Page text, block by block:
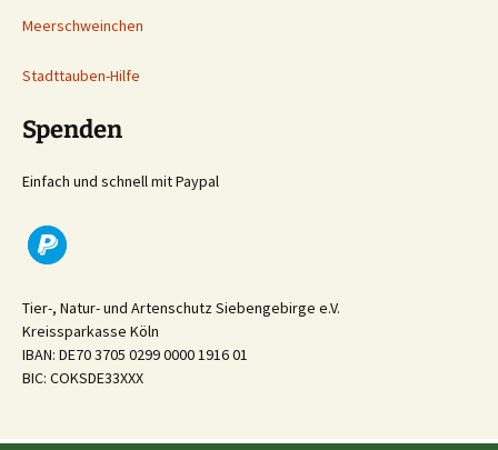
Meerschweinchen
Stadttauben-Hilfe
Spenden
Einfach und schnell mit Paypal
Tier-, Natur- und Artenschutz Siebengebirge e.V.
Kreissparkasse Köln
IBAN: DE70 3705 0299 0000 1916 01
BIC: COKSDE33XXX